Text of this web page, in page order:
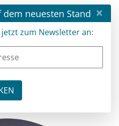
tracker
dem neuesten Stand ×
zum Newsletter an: